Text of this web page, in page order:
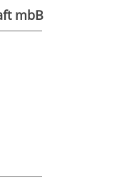
mbB